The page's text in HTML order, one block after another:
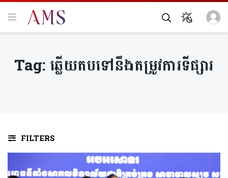
Tag:ឆ្លើយតបទៅនឹងតម្រូវការទីផ្សារ
FILTERS